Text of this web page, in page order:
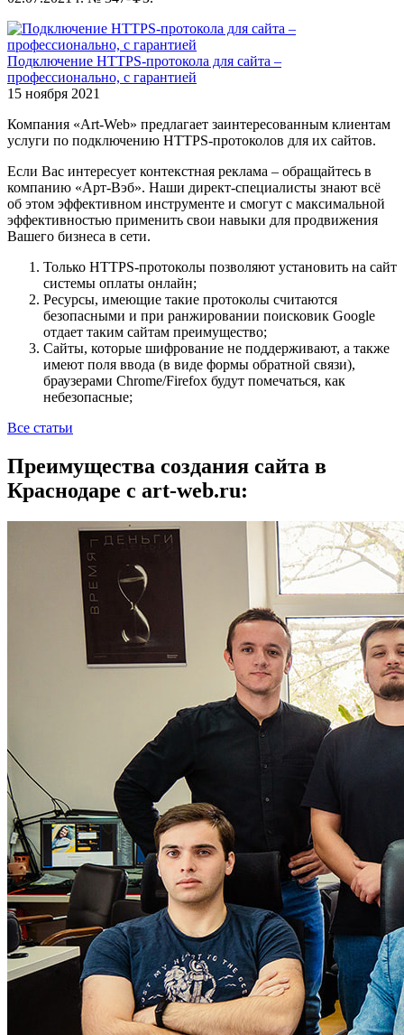
Подключение HTTPS-протокола для сайта –
профессионально, с гарантией
15 ноября 2021
Компания «Art-Web» предлагает заинтересованным клиентам
услуги по подключению HTTPS-протоколов для их сайтов.
Если Вас интересует контекстная реклама – обращайтесь в
компанию «Арт-Вэб». Наши директ-специалисты знают всё
об этом эффективном инструменте и смогут с максимальной
эффективностью применить свои навыки для продвижения
Вашего бизнеса в сети.
Только HTTPS-протоколы позволяют установить на сайт
системы оплаты онлайн;
Ресурсы, имеющие такие протоколы считаются
безопасными и при ранжировании поисковик Google
отдает таким сайтам преимущество;
Сайты, которые шифрование не поддерживают, а также
имеют поля ввода (в виде формы обратной связи),
браузерами Chrome/Firefox будут помечаться, как
небезопасные;
Все статьи
Преимущества создания сайта в
Краснодаре с art-web.ru: